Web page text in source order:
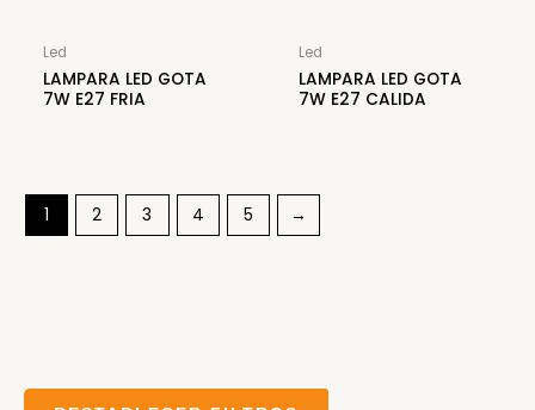
Led
LAMPARA LED GOTA
7W E27 FRIA
Led
LAMPARA LED GOTA
7W E27 CALIDA
1 2 3 4 5 →